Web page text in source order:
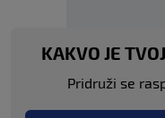
KAKVO JE
Pridruži se